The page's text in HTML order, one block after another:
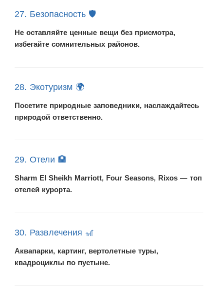
27. Безопасность 🛡️
Не оставляйте ценные вещи без присмотра,
избегайте сомнительных районов.
28. Экотуризм 🌍
Посетите природные заповедники, наслаждайтесь
природой ответственно.
29. Отели 🏨
Sharm El Sheikh Marriott, Four Seasons, Rixos — топ
отелей курорта.
30. Развлечения 🎢
Аквапарки, картинг, вертолетные туры,
квадроциклы по пустыне.